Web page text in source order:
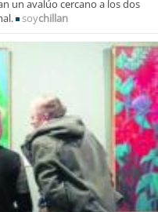
un avalúo cercano a los dos
soychillan